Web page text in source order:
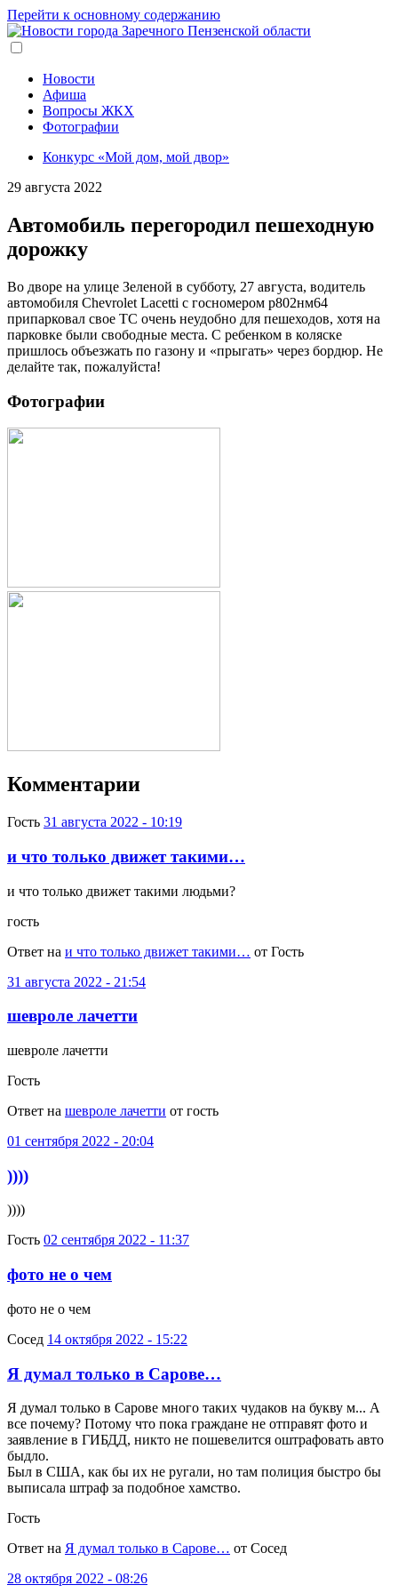
Перейти к основному содержанию
Новости
Афиша
Вопросы ЖКХ
Фотографии
Конкурс «Мой дом, мой двор»
29 августа 2022
Автомобиль перегородил пешеходную
дорожку
Во дворе на улице Зеленой в субботу, 27 августа, водитель
автомобиля Chevrolet Lacetti с госномером р802нм64
припарковал свое ТС очень неудобно для пешеходов, хотя на
парковке были свободные места. С ребенком в коляске
пришлось объезжать по газону и «прыгать» через бордюр. Не
делайте так, пожалуйста!
Фотографии
Комментарии
Гость 31 августа 2022 - 10:19
и что только движет такими…
и что только движет такими людьми?
гость
Ответ на и что только движет такими… от Гость
31 августа 2022 - 21:54
шевроле лачетти
шевроле лачетти
Гость
Ответ на шевроле лачетти от гость
01 сентября 2022 - 20:04
))))
))))
Гость 02 сентября 2022 - 11:37
фото не о чем
фото не о чем
Сосед 14 октября 2022 - 15:22
Я думал только в Сарове…
Я думал только в Сарове много таких чудаков на букву м... А
все почему? Потому что пока граждане не отправят фото и
заявление в ГИБДД, никто не пошевелится оштрафовать авто
быдло.
Был в США, как бы их не ругали, но там полиция быстро бы
выписала штраф за подобное хамство.
Гость
Ответ на Я думал только в Сарове… от Сосед
28 октября 2022 - 08:26